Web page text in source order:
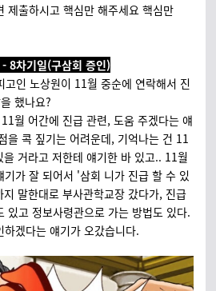
제출하시고 핵심만 해주세요 핵심만
차기일(구삼회 증인)
인 노상원이 11월 중순에 연락해서 진
했나요?
월 어간에 진급 관련, 도움 주겠다는 얘
을 콕 짚기는 어려운데, 기억나는 건 11
거라고 저한테 얘기한 바 있고.. 11월
가 잘 되어서 '삼회 니가 진급 할 수 있
말한대로 부사관학교장 갔다가, 진급
있고 정보사령관으로 가는 방법도 있다.
겠다는 얘기가 오갔습니다.